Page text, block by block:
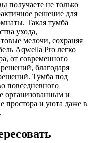
получаете не только
решение для
Такая тумба
ухода,
мелочи, сохраняя
Aqwella Pro легко
от современного
благодаря
Тумба под
повседневного
организованным и
простора и уюта даже в